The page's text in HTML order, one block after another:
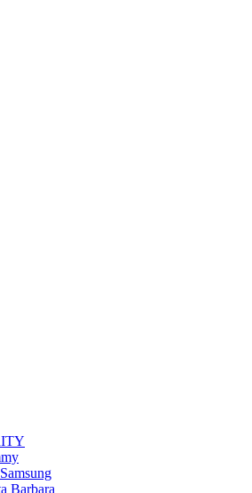
Barbara